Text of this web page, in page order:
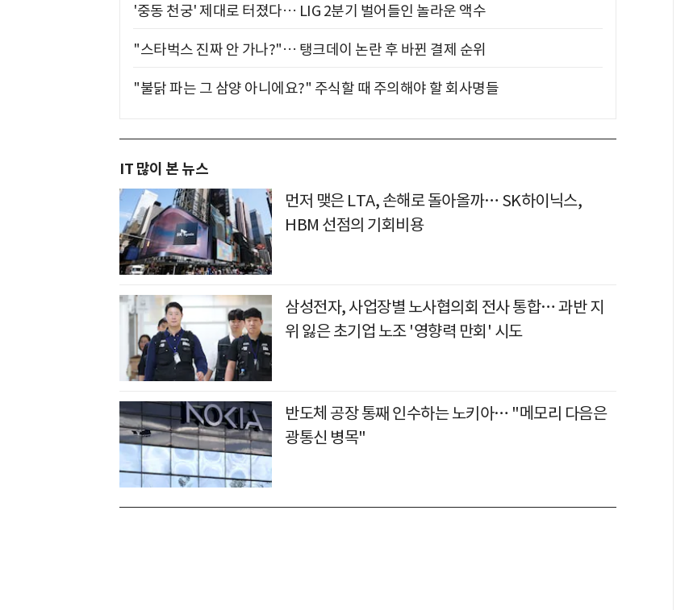
'중동 천궁' 제대로 터졌다… LIG 2분기 벌어들인 놀라운 액수
"스타벅스 진짜 안 가나?"… 탱크데이 논란 후 바뀐 결제 순위
"불닭 파는 그 삼양 아니에요?" 주식할 때 주의해야 할 회사명들
IT 많이 본 뉴스
먼저 맺은 LTA, 손해로 돌아올까… SK하이닉스,
HBM 선점의 기회비용
삼성전자, 사업장별 노사협의회 전사 통합… 과반 지
위 잃은 초기업 노조 '영향력 만회' 시도
반도체 공장 통째 인수하는 노키아… "메모리 다음은
광통신 병목"